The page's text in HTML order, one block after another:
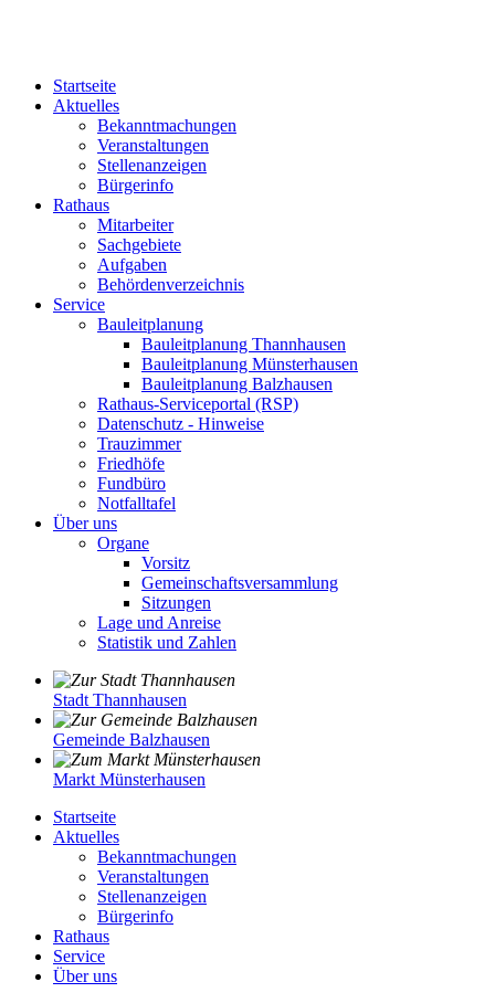
Startseite
Aktuelles
Bekanntmachungen
Veranstaltungen
Stellenanzeigen
Bürgerinfo
Rathaus
Mitarbeiter
Sachgebiete
Aufgaben
Behördenverzeichnis
Service
Bauleitplanung
Bauleitplanung Thannhausen
Bauleitplanung Münsterhausen
Bauleitplanung Balzhausen
Rathaus-Serviceportal (RSP)
Datenschutz - Hinweise
Trauzimmer
Friedhöfe
Fundbüro
Notfalltafel
Über uns
Organe
Vorsitz
Gemeinschaftsversammlung
Sitzungen
Lage und Anreise
Statistik und Zahlen
Stadt Thannhausen
Gemeinde Balzhausen
Markt Münsterhausen
Startseite
Aktuelles
Bekanntmachungen
Veranstaltungen
Stellenanzeigen
Bürgerinfo
Rathaus
Service
Über uns